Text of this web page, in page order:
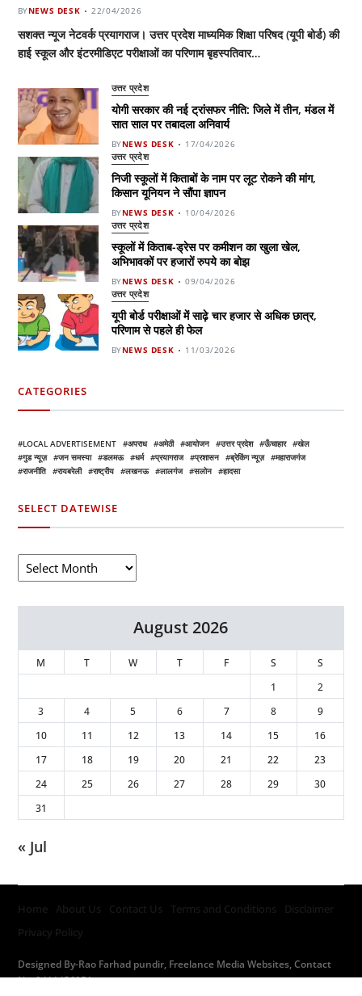
BYNEWS DESK 22/04/2026
सशक्त न्यूज नेटवर्क प्रयागराज। उत्तर प्रदेश माध्यमिक शिक्षा परिषद (यूपी बोर्ड) की
हाई स्कूल और इंटरमीडिएट परीक्षाओं का परिणाम बृहस्पतिवार…
उत्तर प्रदेश
योगी सरकार की नई ट्रांसफर नीति: जिले में तीन, मंडल में
सात साल पर तबादला अनिवार्य
BYNEWS DESK 17/04/2026
उत्तर प्रदेश
निजी स्कूलों में किताबों के नाम पर लूट रोकने की मांग,
किसान यूनियन ने सौंपा ज्ञापन
BYNEWS DESK 10/04/2026
उत्तर प्रदेश
स्कूलों में किताब-ड्रेस पर कमीशन का खुला खेल,
अभिभावकों पर हजारों रुपये का बोझ
BYNEWS DESK 09/04/2026
उत्तर प्रदेश
यूपी बोर्ड परीक्षाओं में साढ़े चार हजार से अधिक छात्र,
परिणाम से पहले ही फेल
BYNEWS DESK 11/03/2026
CATEGORIES
LOCAL ADVERTISEMENT अपराध अमेठी आयोजन उत्तर प्रदेश ऊँचाहार
खेल
गुड न्यूज़
जन समस्या डलमऊ धर्म प्रयागराज प्रशासन ब्रेकिंग न्यूज़
महाराजगंज
राजनीति
रायबरेली राष्ट्रीय लखनऊ लालगंज सलोन हादसा
SELECT DATEWISE
August 2026
M T W T F S
S
1
2
3
4 5 6 7 8
9
10
11 12 13 14 15
16
17
18 19 20 21 22
23
24
25 26 27 28 29
30
31
« Jul
Designed By-Rao Farhad pundir, Freelance Media Websites, Contact
No. 9411456051
Home About Us Contact Us Terms and Conditions
Disclaimer
Privacy Policy